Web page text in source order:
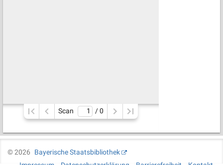
Scan / 0
©2026
Bayerische Staatsbibliothek